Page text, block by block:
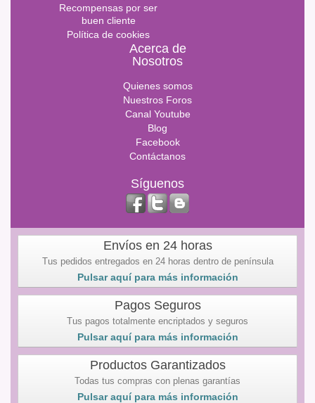
Recompensas por ser
buen cliente
Política de cookies
Acerca de
Nosotros
Quienes somos
Nuestros Foros
Canal Youtube
Blog
Facebook
Contáctanos
Síguenos
Envíos en 24 horas
Tus pedidos entregados en 24 horas dentro de península
Pulsar aquí para más información
Pagos Seguros
Tus pagos totalmente encriptados y seguros
Pulsar aquí para más información
Productos Garantizados
Todas tus compras con plenas garantías
Pulsar aquí para más información